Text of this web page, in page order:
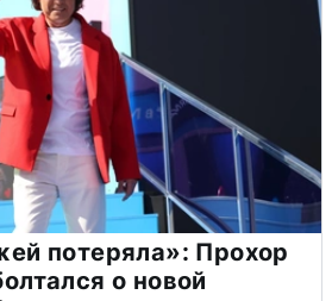
потеряла»: Прохор
о новой